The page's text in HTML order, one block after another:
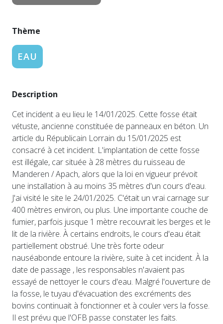
Thème
EAU
Description
Cet incident a eu lieu le 14/01/2025. Cette fosse était
vétuste, ancienne constituée de panneaux en béton. Un
article du Républicain Lorrain du 15/01/2025 est
consacré à cet incident. L'implantation de cette fosse
est illégale, car située à 28 mètres du ruisseau de
Manderen / Apach, alors que la loi en vigueur prévoit
une installation à au moins 35 mètres d'un cours d'eau.
J'ai visité le site le 24/01/2025. C'était un vrai carnage sur
400 mètres environ, ou plus. Une importante couche de
fumier, parfois jusque 1 mètre recouvrait les berges et le
lit de la rivière. À certains endroits, le cours d'eau était
partiellement obstrué. Une très forte odeur
nauséabonde entoure la rivière, suite à cet incident. À la
date de passage , les responsables n'avaient pas
essayé de nettoyer le cours d'eau. Malgré l'ouverture de
la fosse, le tuyau d'évacuation des excréments des
bovins continuait à fonctionner et à couler vers la fosse.
Il est prévu que l'OFB passe constater les faits.